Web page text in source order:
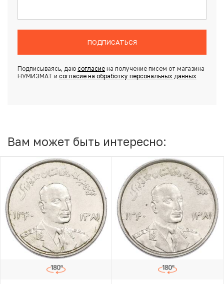
ПОДПИСАТЬСЯ
Подписываясь, даю согласиена получение писем от магазина
НУМИЗМАТ и согласие на обработку персональных данных
Вам может быть интересно: